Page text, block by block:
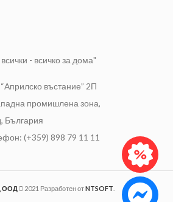
- всичко за дома"
въстание” 2П
промишлена зона,
България
(+359) 898 79 11 11
ООД 2021 Разработен отNTSOFT